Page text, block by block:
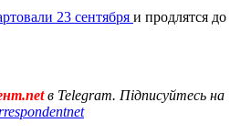
23 сентября и продлятся до
в Telegram. Підписуйтесь на